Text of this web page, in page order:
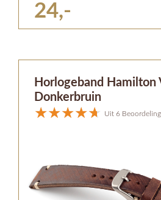
24,-
Horlogeband Hamilton
Donkerbruin
Uit 6